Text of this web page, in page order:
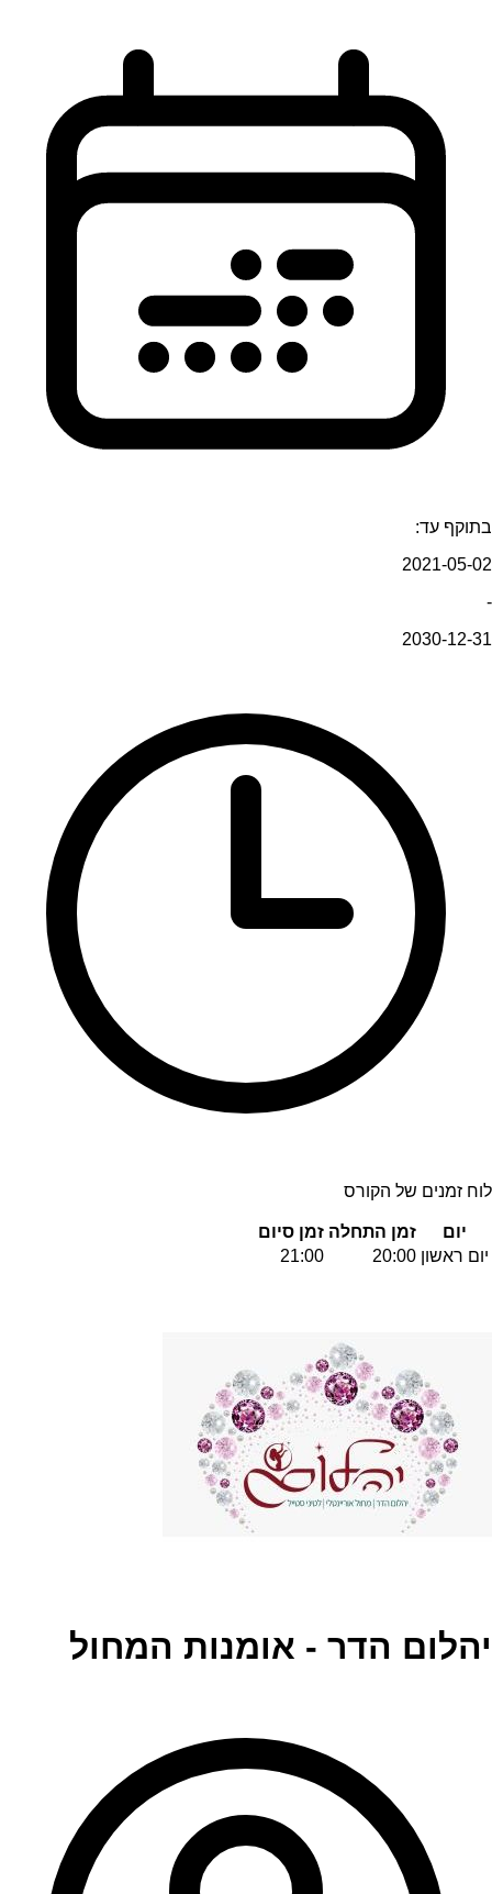
בתוקף עד:
2021-05-02
-
2030-12-31
לוח זמנים של הקורס
יום זמן התחלה זמן סיום
יום ראשון 20:00
21:00
יהלום הדר - אומנות המחול